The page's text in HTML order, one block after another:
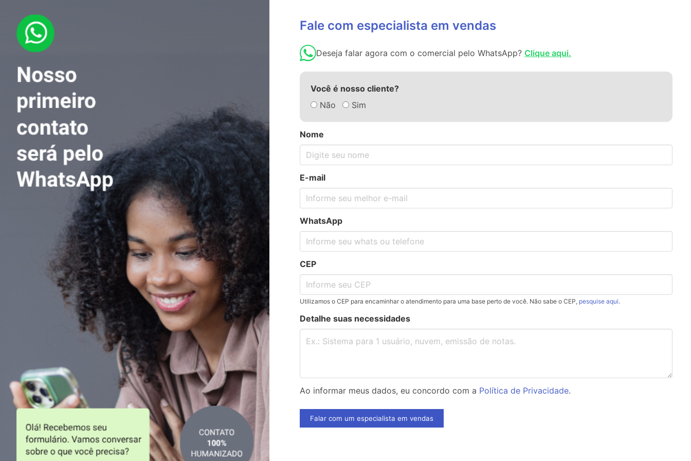
Fale com especialista em vendas
Deseja falar agora com o comercial pelo WhatsApp? Clique aqui.
Você é nosso cliente?
Não
Sim
Nome
E-mail
WhatsApp
CEP
Utilizamos o CEP para encaminhar o atendimento para uma base perto de você. Não sabe o CEP, pesquise aqui.
Detalhe suas necessidades
Ao informar meus dados, eu concordo com a Política de Privacidade.
Falar com um especialista em vendas